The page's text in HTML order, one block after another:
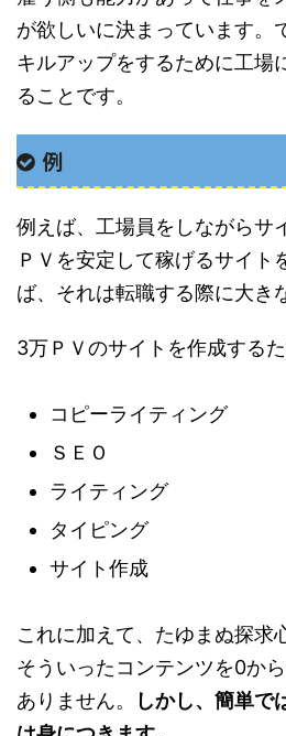
が欲しいに決まっています。
キルアップをするために工場
ることです。
例
例えば、工場員をしながらサ
ＰＶを安定して稼げるサイト
ば、それは転職する際に大き
3万ＰＶのサイトを作成する
コピーライティング
ＳＥＯ
ライティング
タイピング
サイト作成
これに加えて、たゆまぬ探求
そういったコンテンツを0か
ありません。
しかし、簡単で